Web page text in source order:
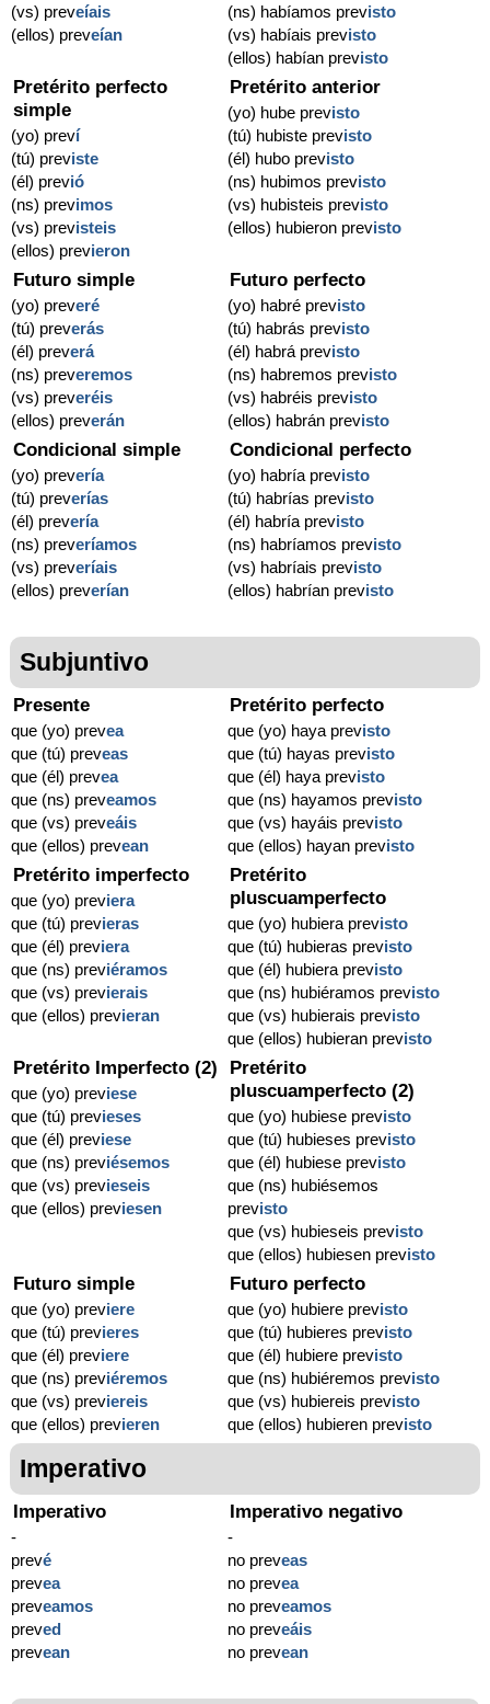
(vs) preveíais
(ellos) preveían
(ns) habíamos previsto
(vs) habíais previsto
(ellos) habían previsto
Pretérito perfecto
simple
(yo) preví
(tú) previste
(él) previó
(ns) previmos
(vs) previsteis
(ellos) previeron
Pretérito anterior
(yo) hube previsto
(tú) hubiste previsto
(él) hubo previsto
(ns) hubimos previsto
(vs) hubisteis previsto
(ellos) hubieron previsto
Futuro simple
(yo) preveré
(tú) preverás
(él) preverá
(ns) preveremos
(vs) preveréis
(ellos) preverán
Futuro perfecto
(yo) habré previsto
(tú) habrás previsto
(él) habrá previsto
(ns) habremos previsto
(vs) habréis previsto
(ellos) habrán previsto
Condicional simple
(yo) prevería
(tú) preverías
(él) prevería
(ns) preveríamos
(vs) preveríais
(ellos) preverían
Condicional perfecto
(yo) habría previsto
(tú) habrías previsto
(él) habría previsto
(ns) habríamos previsto
(vs) habríais previsto
(ellos) habrían previsto
Subjuntivo
Presente
que (yo) prevea
que (tú) preveas
que (él) prevea
que (ns) preveamos
que (vs) preveáis
que (ellos) prevean
Pretérito perfecto
que (yo) haya previsto
que (tú) hayas previsto
que (él) haya previsto
que (ns) hayamos previsto
que (vs) hayáis previsto
que (ellos) hayan previsto
Pretérito imperfecto
que (yo) previera
que (tú) previeras
que (él) previera
que (ns) previéramos
que (vs) previerais
que (ellos) previeran
Pretérito
pluscuamperfecto
que (yo) hubiera previsto
que (tú) hubieras previsto
que (él) hubiera previsto
que (ns) hubiéramos previsto
que (vs) hubierais previsto
que (ellos) hubieran previsto
Pretérito Imperfecto (2)
que (yo) previese
que (tú) previeses
que (él) previese
que (ns) previésemos
que (vs) previeseis
que (ellos) previesen
Pretérito
pluscuamperfecto (2)
que (yo) hubiese previsto
que (tú) hubieses previsto
que (él) hubiese previsto
que (ns) hubiésemos
previsto
que (vs) hubieseis previsto
que (ellos) hubiesen previsto
Futuro simple
que (yo) previere
que (tú) previeres
que (él) previere
que (ns) previéremos
que (vs) previereis
que (ellos) previeren
Futuro perfecto
que (yo) hubiere previsto
que (tú) hubieres previsto
que (él) hubiere previsto
que (ns) hubiéremos previsto
que (vs) hubiereis previsto
que (ellos) hubieren previsto
Imperativo
Imperativo
-
prevé
prevea
preveamos
preved
prevean
Imperativo negativo
-
no preveas
no prevea
no preveamos
no preveáis
no prevean